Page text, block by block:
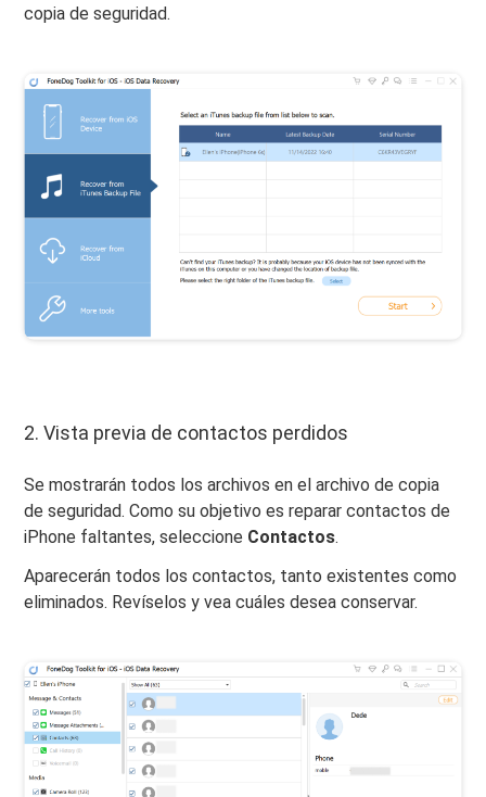
copia de seguridad.
2. Vista previa de contactos perdidos
Se mostrarán todos los archivos en el archivo de copia
de seguridad. Como su objetivo es reparar contactos de
iPhone faltantes, seleccione Contactos.
Aparecerán todos los contactos, tanto existentes como
eliminados. Revíselos y vea cuáles desea conservar.